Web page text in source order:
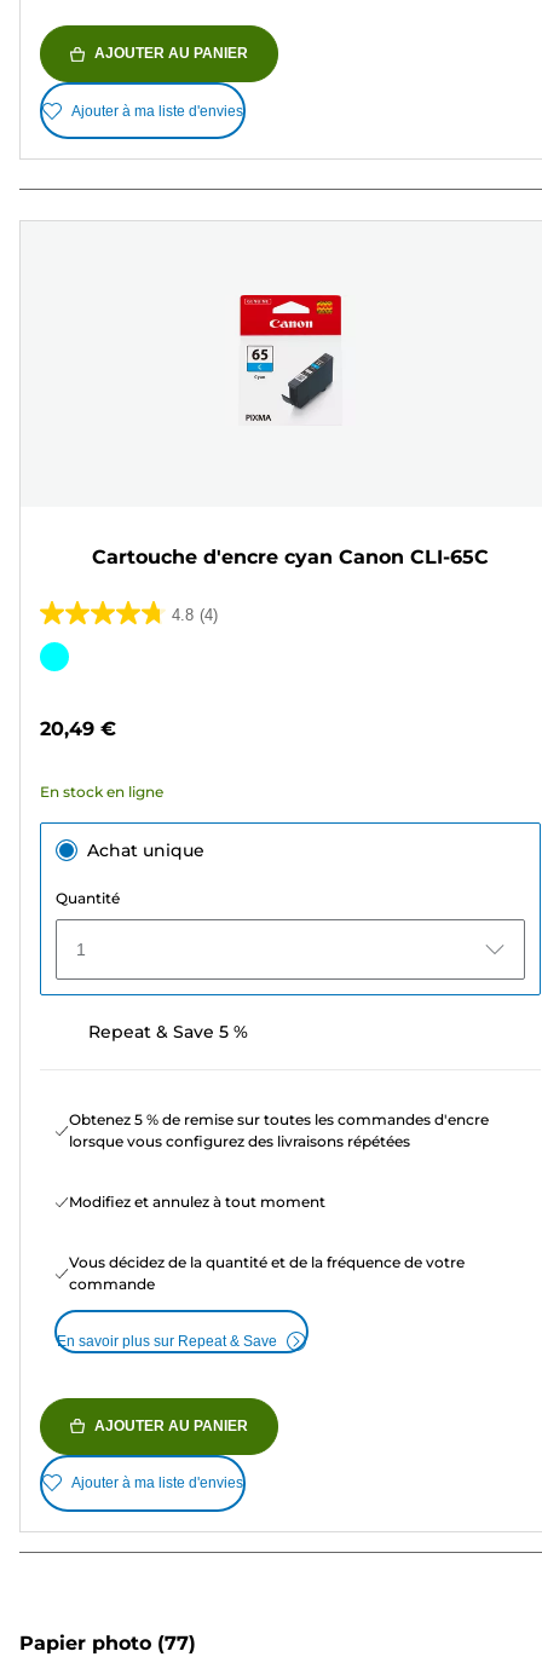
AJOUTER AU PANIER
Ajouter à ma liste d'envies
Cartouche d'encre cyan Canon CLI-65C
4.8 (4)
4.8
sur
4
Cartouche
20,49 €
En stock en ligne
Achat unique
Quantité
1
Repeat & Save 5 %
Obtenez 5 % de remise sur toutes les commandes d'encre
lorsque vous configurez des livraisons répétées
Modifiez et annulez à tout moment
Vous décidez de la quantité et de la fréquence de votre
commande
En savoir plus sur Repeat & Save
AJOUTER AU PANIER
Ajouter à ma liste d'envies
Papier photo (77)